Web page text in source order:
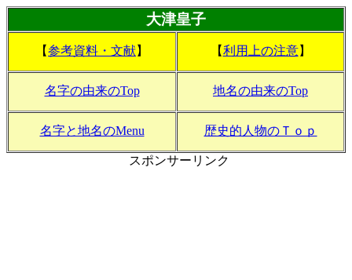
大津皇子
【参考資料・文献】 【利用上の注意】
名字の由来のTop 地名の由来のTop
名字と地名のMenu 歴史的人物のＴｏｐ
スポンサーリンク